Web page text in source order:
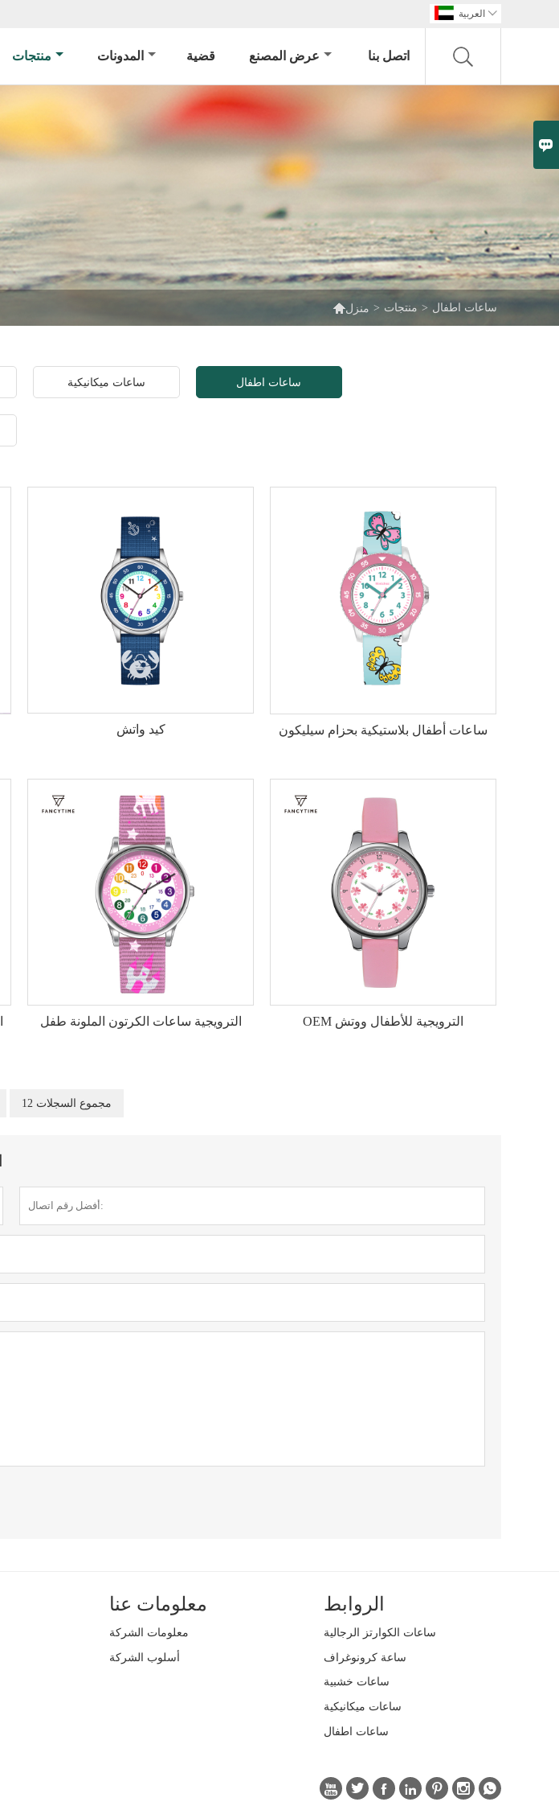

العربية 
منتجات المدونات قضية عرض المصنع اتصل بنا
منزل > منتجات > ساعات اطفال
ساعات ميكانيكية ساعات اطفال
كيد واتش ساعات أطفال بلاستيكية بحزام سيليكون
الترويجية ساعات الكرتون الملونة طفل OEM الترويجية للأطفال ووتش
12 مجموع السجلات
معلومات عنا
معلومات الشركة
أسلوب الشركة
الروابط
ساعات الكوارتز الرجالية
ساعة كرونوغراف
ساعات خشبية
ساعات ميكانيكية
ساعات اطفال
      